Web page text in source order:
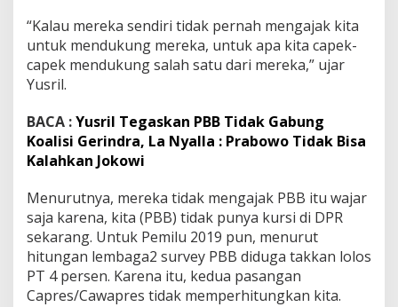
p
r
e
1
9
“Kalau mereka sendiri tidak pernah mengajak kita
untuk mendukung mereka, untuk apa kita capek-
capek mendukung salah satu dari mereka,” ujar
Yusril.
BACA :Yusril Tegaskan PBB Tidak Gabung
Koalisi Gerindra, La Nyalla : Prabowo Tidak Bisa
Kalahkan Jokowi
Menurutnya, mereka tidak mengajak PBB itu wajar
saja karena, kita (PBB) tidak punya kursi di DPR
sekarang. Untuk Pemilu 2019 pun, menurut
hitungan lembaga2 survey PBB diduga takkan lolos
PT 4 persen. Karena itu, kedua pasangan
Capres/Cawapres tidak memperhitungkan kita.